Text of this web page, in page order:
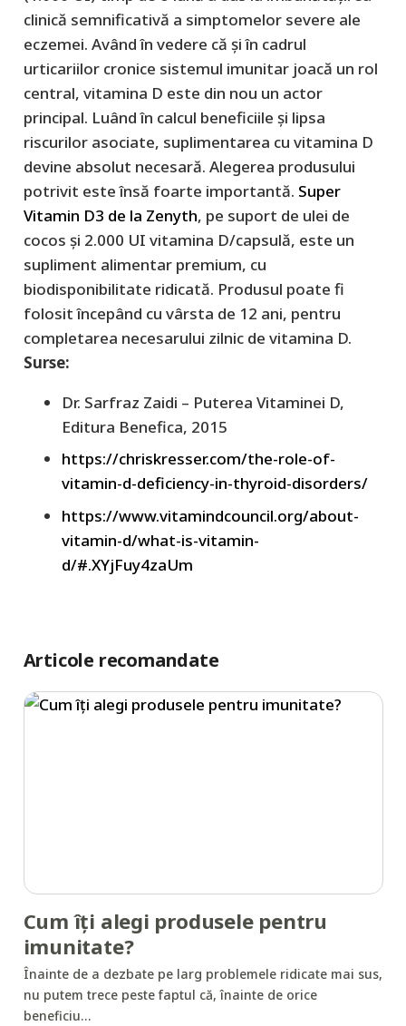
clinică semnificativă a simptomelor severe ale
eczemei. Având în vedere că și în cadrul
urticariilor cronice sistemul imunitar joacă un rol
central, vitamina D este din nou un actor
principal. Luând în calcul beneficiile și lipsa
riscurilor asociate, suplimentarea cu vitamina D
devine absolut necesară. Alegerea produsului
potrivit este însă foarte importantă. Super
Vitamin D3 de la Zenyth, pe suport de ulei de
cocos și 2.000 UI vitamina D/capsulă, este un
supliment alimentar premium, cu
biodisponibilitate ridicată. Produsul poate fi
folosit începând cu vârsta de 12 ani, pentru
completarea necesarului zilnic de vitamina D.
Surse:
Dr. Sarfraz Zaidi – Puterea Vitaminei D,
Editura Benefica, 2015
https://chriskresser.com/the-role-of-
vitamin-d-deficiency-in-thyroid-disorders/
https://www.vitamindcouncil.org/about-
vitamin-d/what-is-vitamin-
d/#.XYjFuy4zaUm
Articole recomandate
Cum îți alegi produsele pentru
imunitate?
Înainte de a dezbate pe larg problemele ridicate mai sus,
nu putem trece peste faptul că, înainte de orice
beneficiu…